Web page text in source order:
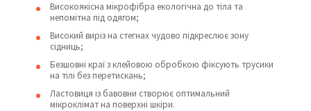
Високоякісна мікрофібра екологічна до тіла та
непомітна під одягом;
Високий виріз на стегнах чудово підкреслює зону
сідниць;
Безшовні краї з клейовою обробкою фіксують трусики
на тілі без перетискань;
Ластовиця із бавовни створює оптимальний
мікроклімат на поверхні шкіри.